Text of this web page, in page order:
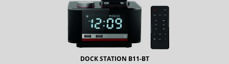
DOCK STATION B11-BT